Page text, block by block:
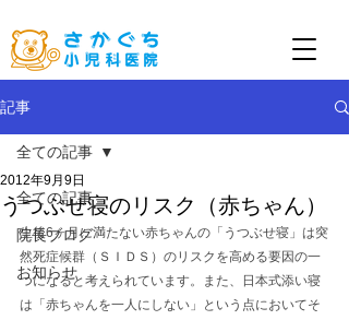
記事
全ての記事
院長ブログ
お知らせ
全ての記事
うつぶせ寝のリスク（赤ちゃん）
2012年9月9日
生後6ヶ月に満たない赤ちゃんの「うつぶせ寝」は突
然死症候群（ＳＩＤＳ）のリスクを高める要因の一
つになると考えられています。また、日本式添い寝
は「赤ちゃんを一人にしない」という点においてそ